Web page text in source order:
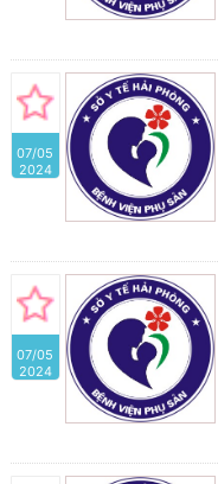
07/05
2024
07/05
2024